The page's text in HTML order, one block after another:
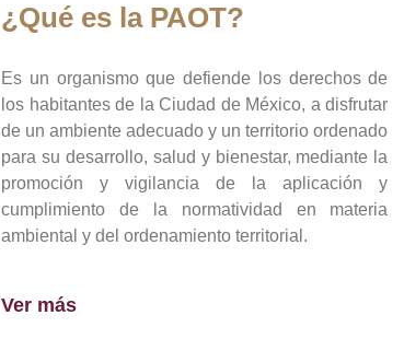
¿Qué es la PAOT?
Es un organismo que defiende los derechos de
los habitantes de la Ciudad de México, a disfrutar
de un ambiente adecuado y un territorio ordenado
para su desarrollo, salud y bienestar, mediante la
promoción y vigilancia de la aplicación y
cumplimiento de la normatividad en materia
ambiental y del ordenamiento territorial.
Ver más